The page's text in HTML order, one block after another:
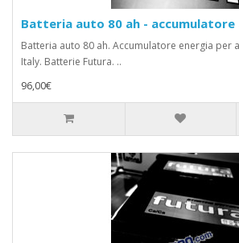
Batteria auto 80 ah - accumulatore
Batteria auto 80 ah. Accumulatore energia per
Italy. Batterie Futura. ..
96,00€